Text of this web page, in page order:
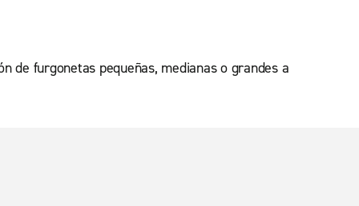
de furgonetas pequeñas, medianas o grandes a